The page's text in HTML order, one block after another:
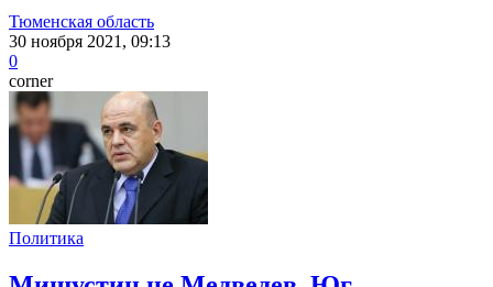
Тюменская область
30 ноября 2021, 09:13
0
corner
Политика